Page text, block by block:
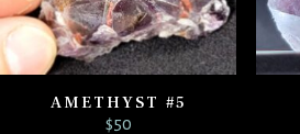
AMETHYST #5
$50